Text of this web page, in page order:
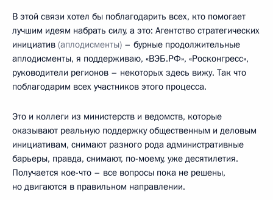
В этой связи хотел бы поблагодарить всех, кто помогает
лучшим идеям набрать силу, а это: Агентство стратегических
инициатив (аплодисменты) – бурные продолжительные
аплодисменты, я поддерживаю, «ВЭБ.РФ», «Росконгресс»,
руководители регионов – некоторых здесь вижу. Так что
поблагодарим всех участников этого процесса.
Это и коллеги из министерств и ведомств, которые
оказывают реальную поддержку общественным и деловым
инициативам, снимают разного рода административные
барьеры, правда, снимают, по-моему, уже десятилетия.
Получается кое-что – все вопросы пока не решены,
но двигаются в правильном направлении.